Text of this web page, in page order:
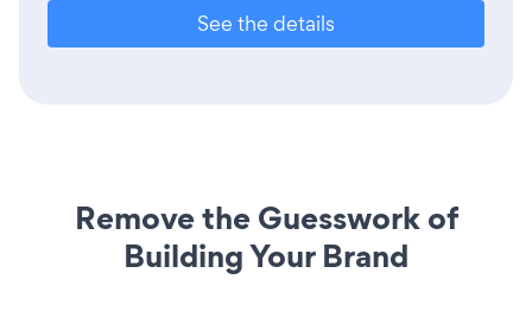
See the details
Remove the Guesswork of
Building Your Brand